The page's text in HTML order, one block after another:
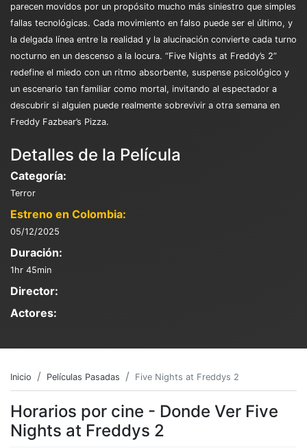
parecen movidos por un propósito mucho más siniestro que simples
fallas tecnológicas. Cada movimiento en falso puede ser el último, y
la delgada línea entre la realidad y la alucinación convierte cada turno
nocturno en un descenso a la locura. “Five Nights at Freddy’s 2”
redefine el miedo con un ritmo absorbente, suspense psicológico y
un escenario tan familiar como mortal, invitando al espectador a
descubrir si alguien puede realmente sobrevivir a otra semana en
Freddy Fazbear’s Pizza.
Detalles de la Película
Categoría:
Terror
Estreno en Colombia:
05/12/2025
Duración:
1hr 45min
Director:
Actores:
Inicio Películas Pasadas Five Nights at Freddys 2
Horarios por cine - Donde Ver Five
Nights at Freddys 2